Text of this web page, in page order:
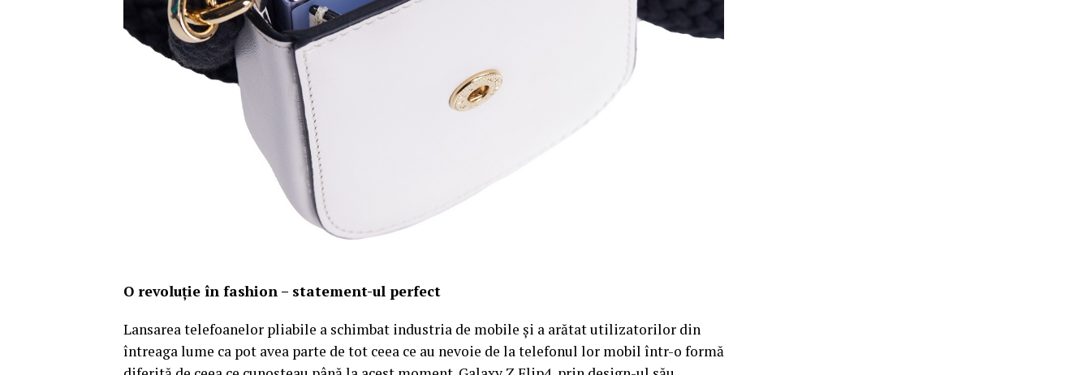
O revoluție în fashion – statement-ul perfect
Lansarea telefoanelor pliabile a schimbat industria de mobile și a arătat utilizatorilor din
întreaga lume ca pot avea parte de tot ceea ce au nevoie de la telefonul lor mobil într-o formă